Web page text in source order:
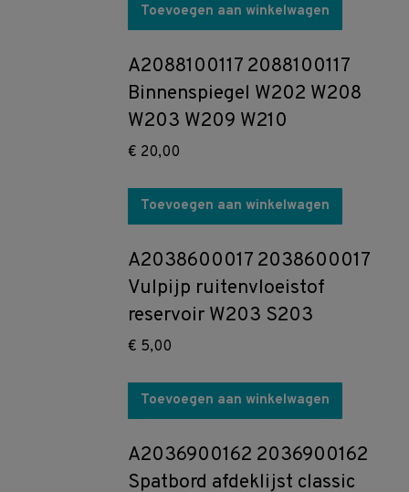
Toevoegen aan winkelwagen
A2088100117 2088100117
Binnenspiegel W202 W208
W203 W209 W210
€ 20,00
Toevoegen aan winkelwagen
A2038600017 2038600017
Vulpijp ruitenvloeistof
reservoir W203 S203
€ 5,00
Toevoegen aan winkelwagen
A2036900162 2036900162
Spatbord afdeklijst classic